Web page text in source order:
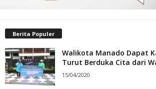
Berita Populer
Walikota Manado Dapat
Turut Berduka Cita dari
15/04/2020